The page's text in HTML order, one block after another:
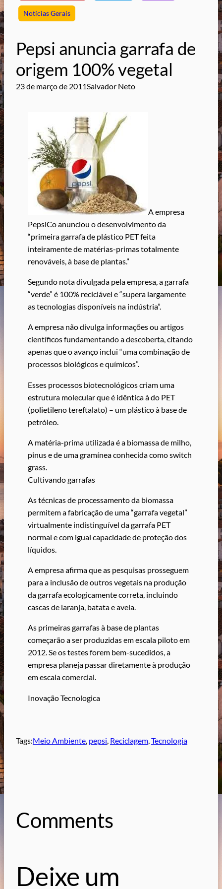
Notícias Gerais
Pepsi anuncia garrafa de
origem 100% vegetal
23 de março de 2011Salvador Neto
A empresa
PepsiCo anunciou o desenvolvimento da
“primeira garrafa de plástico PET feita
inteiramente de matérias-primas totalmente
renováveis, à base de plantas.”
Segundo nota divulgada pela empresa, a garrafa
“verde” é 100% reciclável e “supera largamente
as tecnologias disponíveis na indústria”.
A empresa não divulga informações ou artigos
científicos fundamentando a descoberta, citando
apenas que o avanço inclui “uma combinação de
processos biológicos e químicos”.
Esses processos biotecnológicos criam uma
estrutura molecular que é idêntica à do PET
(polietileno tereftalato) – um plástico à base de
petróleo.
A matéria-prima utilizada é a biomassa de milho,
pinus e de uma gramínea conhecida como switch
grass.
Cultivando garrafas
As técnicas de processamento da biomassa
permitem a fabricação de uma “garrafa vegetal”
virtualmente indistinguível da garrafa PET
normal e com igual capacidade de proteção dos
líquidos.
A empresa afirma que as pesquisas prosseguem
para a inclusão de outros vegetais na produção
da garrafa ecologicamente correta, incluindo
cascas de laranja, batata e aveia.
As primeiras garrafas à base de plantas
começarão a ser produzidas em escala piloto em
2012. Se os testes forem bem-sucedidos, a
empresa planeja passar diretamente à produção
em escala comercial.
Inovação Tecnologica
Tags:Meio Ambiente, pepsi, Reciclagem, Tecnologia
Comments
Deixe um